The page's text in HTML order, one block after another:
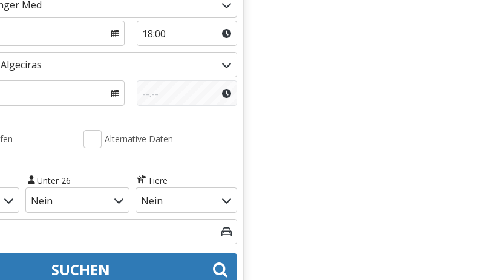
Alternative Daten
Unter 26 Tiere
SUCHEN